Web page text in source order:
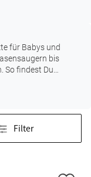
für Babys und
bis
So findest Du
und
Filter